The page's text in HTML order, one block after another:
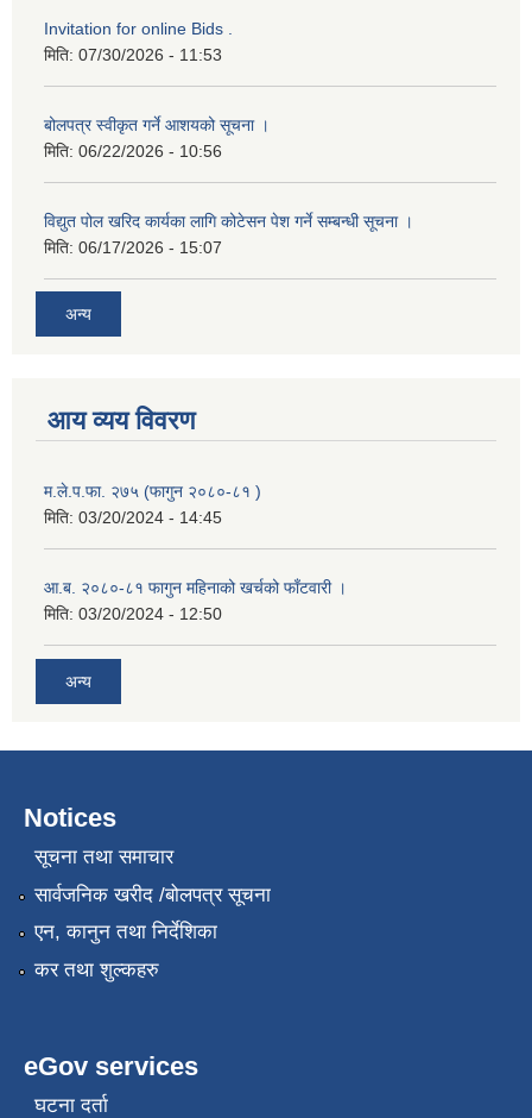
Invitation for online Bids .
मिति: 07/30/2026 - 11:53
बोलपत्र स्वीकृत गर्ने आशयको सूचना ।
मिति: 06/22/2026 - 10:56
विद्युत पोल खरिद कार्यका लागि कोटेसन पेश गर्ने सम्बन्धी सूचना ।
मिति: 06/17/2026 - 15:07
अन्य
आय व्यय विवरण
म.ले.प.फा. २७५ (फागुन २०८०-८१ )
मिति: 03/20/2024 - 14:45
आ.ब. २०८०-८१ फागुन महिनाको खर्चको फाँटवारी ।
मिति: 03/20/2024 - 12:50
अन्य
Notices
सूचना तथा समाचार
सार्वजनिक खरीद /बोलपत्र सूचना
एन, कानुन तथा निर्देशिका
कर तथा शुल्कहरु
eGov services
घटना दर्ता